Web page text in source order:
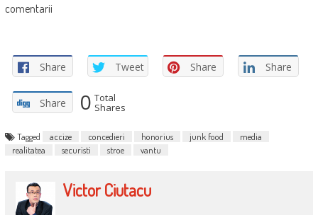
comentarii
Share Tweet Share Share
Share 0 Total
Shares
Tagged accize concedieri honorius junk food
media
realitatea
securisti stroe vantu
Victor Ciutacu